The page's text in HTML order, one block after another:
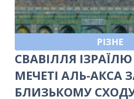
РІЗНЕ
СВАВІЛЛЯ ІЗРАЇЛЮ
МЕЧЕТІ АЛЬ-АКСА
БЛИЗЬКОМУ